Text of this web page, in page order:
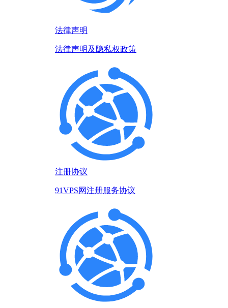
法律声明
法律声明及隐私权政策
注册协议
91VPS网注册服务协议